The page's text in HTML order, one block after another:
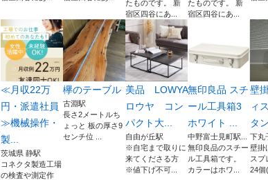
たものです。 新
宿区四谷にあ...
たものです。 新
宿区四谷にあ...
≪月収22万
円・派遣社員
≫機械操作・
製...
茨城県 静駅
コネクタ製造工場
の検査や測定作
欅のテーブル
古淵駅
長さ2メートルち
ょっと 板の厚さ9
センチ位 ...
美品 LOWYA
ロウヤ コン
パクト大...
自由が丘駅
※自宅まで取りに
来てくださる方
※値下げ不可...
無印良品 スチ
ール工具箱3
ホワイト ...
中野富士見町駅...
無印良品のスチー
ル工具箱です。
カラーはホワ...
壁
ィ
タ
下丸
壁掛
スプ
24個